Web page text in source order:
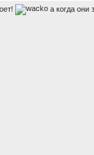
а когда они